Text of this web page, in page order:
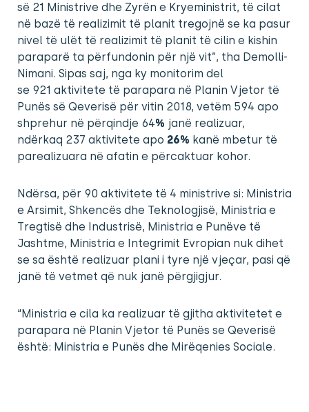
së 21 Ministrive dhe Zyrën e Kryeministrit, të cilat
në bazë të realizimit të planit tregojnë se ka pasur
nivel të ulët të realizimit të planit të cilin e kishin
paraparë ta përfundonin për një vit”, tha Demolli-
Nimani. Sipas saj, nga ky monitorim del
se 921 aktivitete të parapara në Planin Vjetor të
Punës së Qeverisë për vitin 2018, vetëm 594 apo
shprehur në përqindje 64% janë realizuar,
ndërkaq 237 aktivitete apo 26% kanë mbetur të
parealizuara në afatin e përcaktuar kohor.
Ndërsa, për 90 aktivitete të 4 ministrive si: Ministria
e Arsimit, Shkencës dhe Teknologjisë, Ministria e
Tregtisë dhe Industrisë, Ministria e Punëve të
Jashtme, Ministria e Integrimit Evropian nuk dihet
se sa është realizuar plani i tyre një vjeçar, pasi që
janë të vetmet që nuk janë përgjigjur.
“Ministria e cila ka realizuar të gjitha aktivitetet e
parapara në Planin Vjetor të Punës se Qeverisë
është: Ministria e Punës dhe Mirëqenies Sociale.